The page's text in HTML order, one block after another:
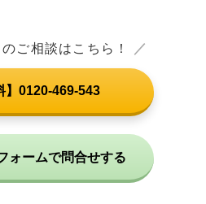
ご相談はこちら！ ／
】0120-469-543
ォームで問合せする